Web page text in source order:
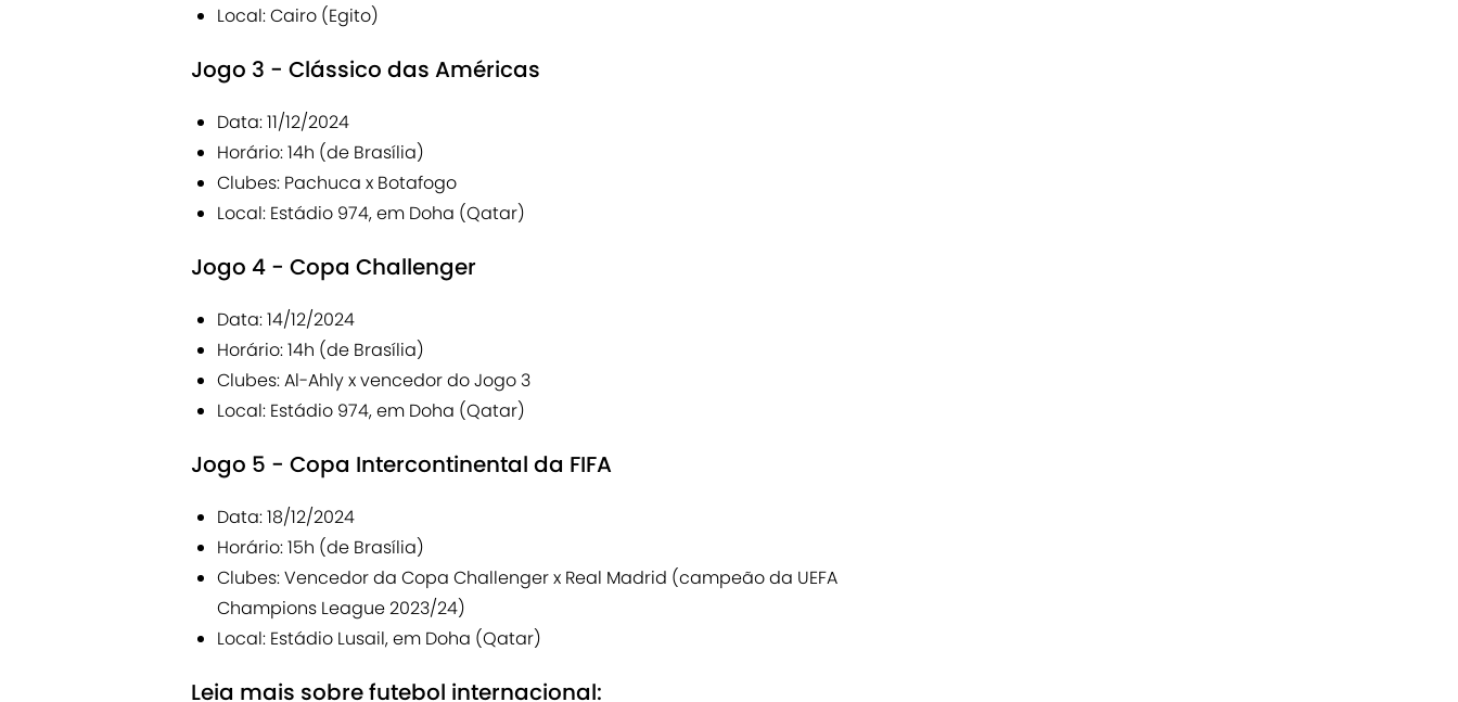
Local: Cairo (Egito)
Jogo 3 - Clássico das Américas
Data: 11/12/2024
Horário: 14h (de Brasília)
Clubes: Pachuca x Botafogo
Local: Estádio 974, em Doha (Qatar)
Jogo 4 - Copa Challenger
Data: 14/12/2024
Horário: 14h (de Brasília)
Clubes: Al-Ahly x vencedor do Jogo 3
Local: Estádio 974, em Doha (Qatar)
Jogo 5 - Copa Intercontinental da FIFA
Data: 18/12/2024
Horário: 15h (de Brasília)
Clubes: Vencedor da Copa Challenger x Real Madrid (campeão da UEFA
Champions League 2023/24)
Local: Estádio Lusail, em Doha (Qatar)
Leia mais sobre futebol internacional: